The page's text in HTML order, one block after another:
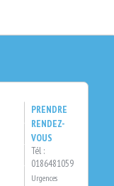
PRENDRE
RENDEZ-
VOUS
Tél :
0186481059
Urgences